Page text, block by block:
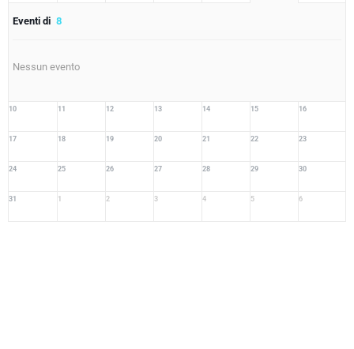
Eventi di 8
Nessun evento
10 11 12 13 14 15 16
17 18 19 20 21 22 23
24 25 26 27 28 29 30
31 1 2 3 4 5 6